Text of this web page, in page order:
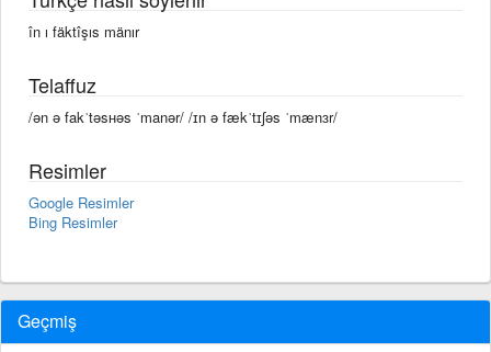
în ı fäktîşıs mänır
Telaffuz
/ən ə fakˈtəsʜəs ˈmanər/ /ɪn ə fækˈtɪʃəs ˈmænɜr/
Resimler
Google Resimler
Bing Resimler
Geçmiş